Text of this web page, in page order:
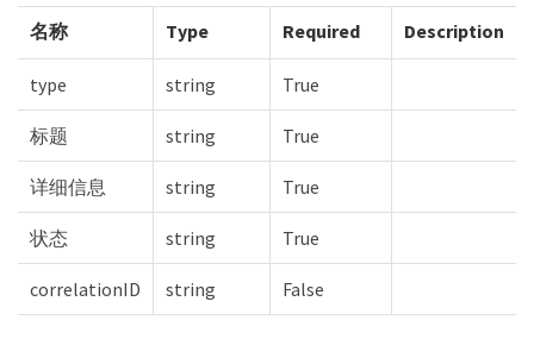
名称 Type Required Description
type string True
标题 string True
详细信息 string True
状态 string True
correlationID string False